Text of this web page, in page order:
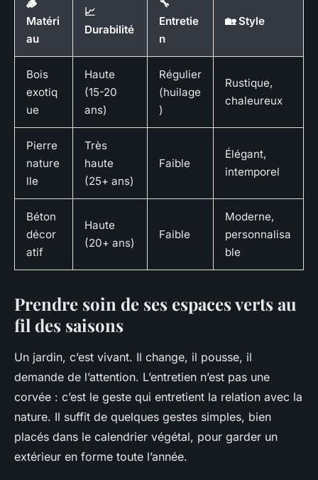
🪵
Matéri
au
📈
Durabilité
🔧
Entretie
n
🏡 Style
Bois
exotiq
ue
Haute
(15-20
ans)
Régulier
(huilage
)
Rustique,
chaleureux
Pierre
nature
lle
Très
haute
(25+ ans)
Faible
Élégant,
intemporel
Béton
décor
atif
Haute
(20+ ans)
Faible
Moderne,
personnalisa
ble
Prendre soin de ses espaces verts au
fil des saisons
Un jardin, c’est vivant. Il change, il pousse, il
demande de l’attention. L’entretien n’est pas une
corvée : c’est le geste qui entretient la relation avec la
nature. Il suffit de quelques gestes simples, bien
placés dans le calendrier végétal, pour garder un
extérieur en forme toute l’année.